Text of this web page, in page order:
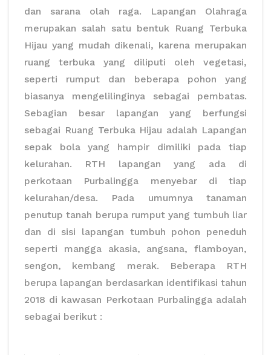
dan sarana olah raga. Lapangan Olahraga
merupakan salah satu bentuk Ruang Terbuka
Hijau yang mudah dikenali, karena merupakan
ruang terbuka yang diliputi oleh vegetasi,
seperti rumput dan beberapa pohon yang
biasanya mengelilinginya sebagai pembatas.
Sebagian besar lapangan yang berfungsi
sebagai Ruang Terbuka Hijau adalah Lapangan
sepak bola yang hampir dimiliki pada tiap
kelurahan. RTH lapangan yang ada di
perkotaan Purbalingga menyebar di tiap
kelurahan/desa. Pada umumnya tanaman
penutup tanah berupa rumput yang tumbuh liar
dan di sisi lapangan tumbuh pohon peneduh
seperti mangga akasia, angsana, flamboyan,
sengon, kembang merak. Beberapa RTH
berupa lapangan berdasarkan identifikasi tahun
2018 di kawasan Perkotaan Purbalingga adalah
sebagai berikut :